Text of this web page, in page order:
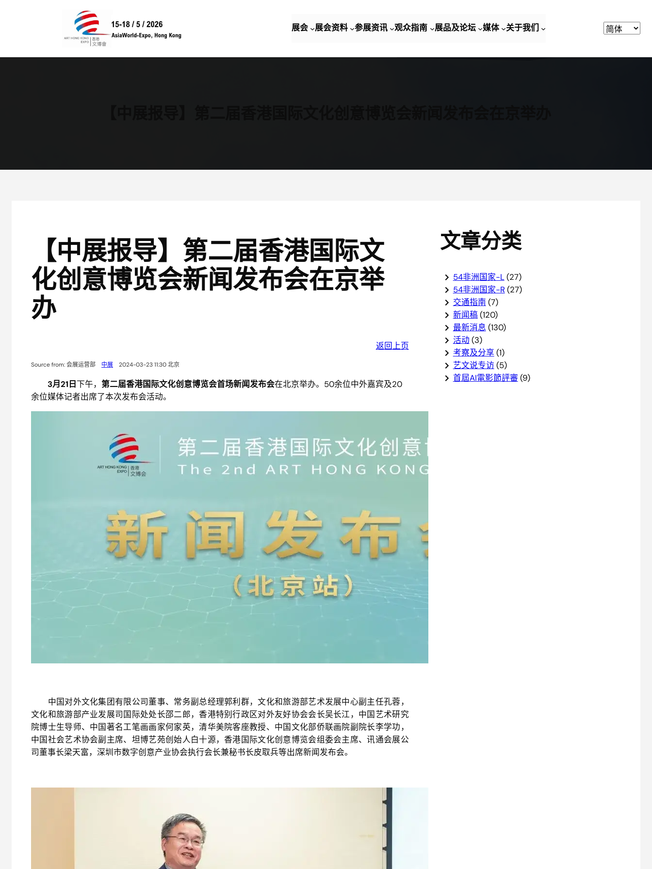
展会 展会资料 参展资讯 观众指南 展品及论坛 媒体 关于我们
【中展报导】第二届香港国际文
化创意博览会新闻发布会在京举
办
返回上页
Source from: 会展运营部 中展 2024-03-23 11:30 北京
3月21日 下午， 第二届香港国际文化创意博览会首场新闻发布会在北京举办。50余位中外嘉宾及20
余位媒体记者出席了本次发布会活动。
中国对外文化集团有限公司董事、常务副总经理郭利群，文化和旅游部艺术发展中心副主任孔蓉，
文化和旅游部产业发展司国际处处长邵二郎，香港特别行政区对外友好协会会长吴长江，中国艺术研究
院博士生导师、中国著名工笔画画家何家英，清华美院客座教授、中国文化部侨联画院副院长李学功，
中国社会艺术协会副主席、坦博艺苑创始人白十源，香港国际文化创意博览会组委会主席、讯通会展公
司董事长梁天富，深圳市数字创意产业协会执行会长兼秘书长皮取兵等出席新闻发布会。
文章分类
54非洲国家-L(27)
54非洲国家-R (27)
交通指南 (7)
新闻稿 (120)
最新消息 (130)
活动 (3)
考察及分享 (1)
艺文说专访 (5)
首屆AI電影節評審 (9)